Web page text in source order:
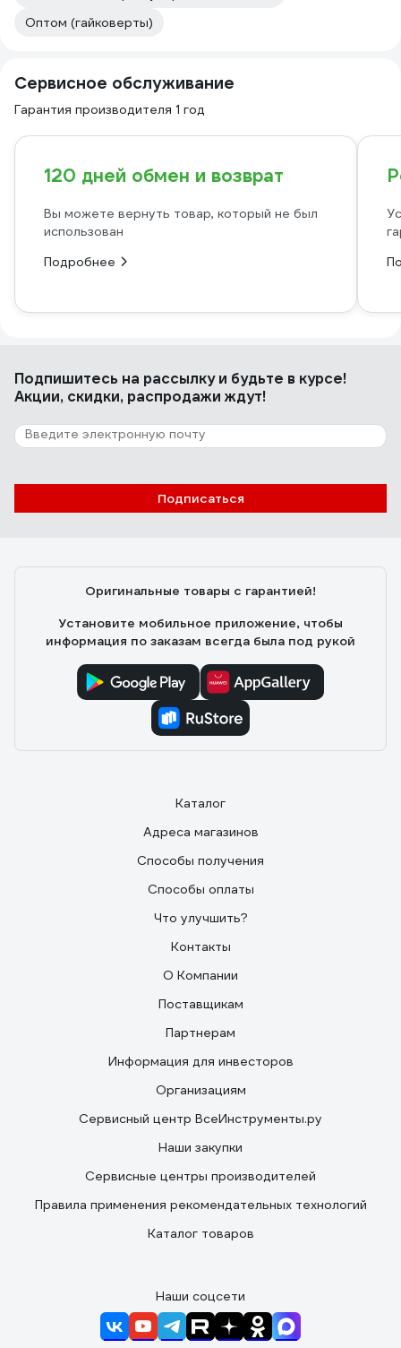
Оптом (гайковерты)
Сервисное обслуживание
Гарантия производителя 1 год
120 дней обмен и возврат
Вы можете вернуть товар, который не был
использован
Подробнее
Подпишитесь на рассылкуи будьте в курсе!
Акции, скидки, распродажи ждут!
Подписаться
Оригинальные товары с гарантией!
Установите мобильное приложение, чтобы
информация по заказам всегда была под рукой
Каталог
Адреса магазинов
Способы получения
Способы оплаты
Что улучшить?
Контакты
О Компании
Поставщикам
Партнерам
Информация для инвесторов
Организациям
Сервисный центр ВсеИнструменты.ру
Наши закупки
Сервисные центры производителей
Правила применения рекомендательных технологий
Каталог товаров
Наши соцсети